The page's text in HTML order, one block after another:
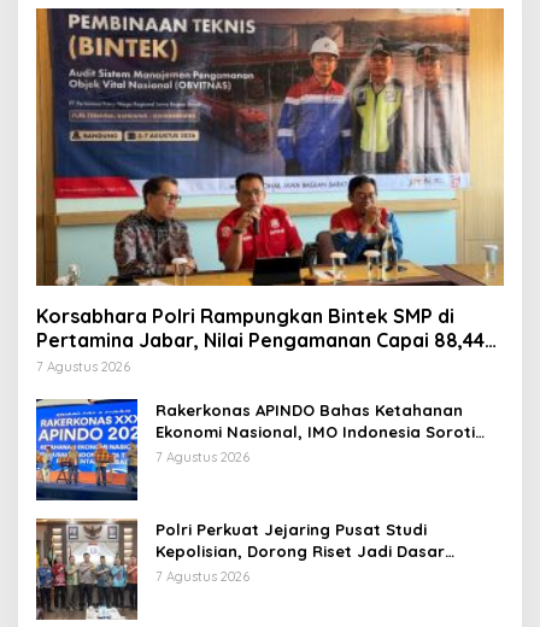
Korsabhara Polri Rampungkan Bintek SMP di
Pertamina Jabar, Nilai Pengamanan Capai 88,44
Persen
7 Agustus 2026
Rakerkonas APINDO Bahas Ketahanan
Ekonomi Nasional, IMO Indonesia Soroti
Pentingnya Kolaborasi Lintas Sektor
7 Agustus 2026
Polri Perkuat Jejaring Pusat Studi
Kepolisian, Dorong Riset Jadi Dasar
Kebijakan dan Inovasi
7 Agustus 2026